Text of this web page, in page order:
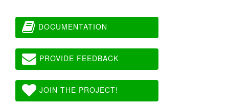
DOCUMENTATION
PROVIDE FEEDBACK
JOIN THE PROJECT!